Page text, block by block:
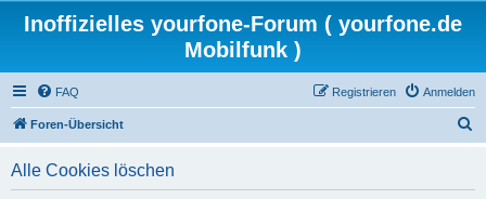
Inoffizielles yourfone-Forum ( yourfone.de
Mobilfunk )
FAQ Anmelden
Registrieren
Foren-Übersicht
Alle Cookies löschen